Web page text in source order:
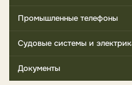
Промышленные телефоны
Судовые системы и
Документы